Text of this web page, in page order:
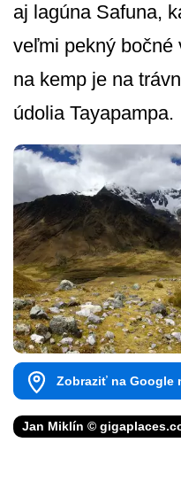
aj lagúna Safuna,
veľmi pekný bočné
na kemp je na
údolia Tayapampa.
Zobraziť na Google
Jan Miklín ©